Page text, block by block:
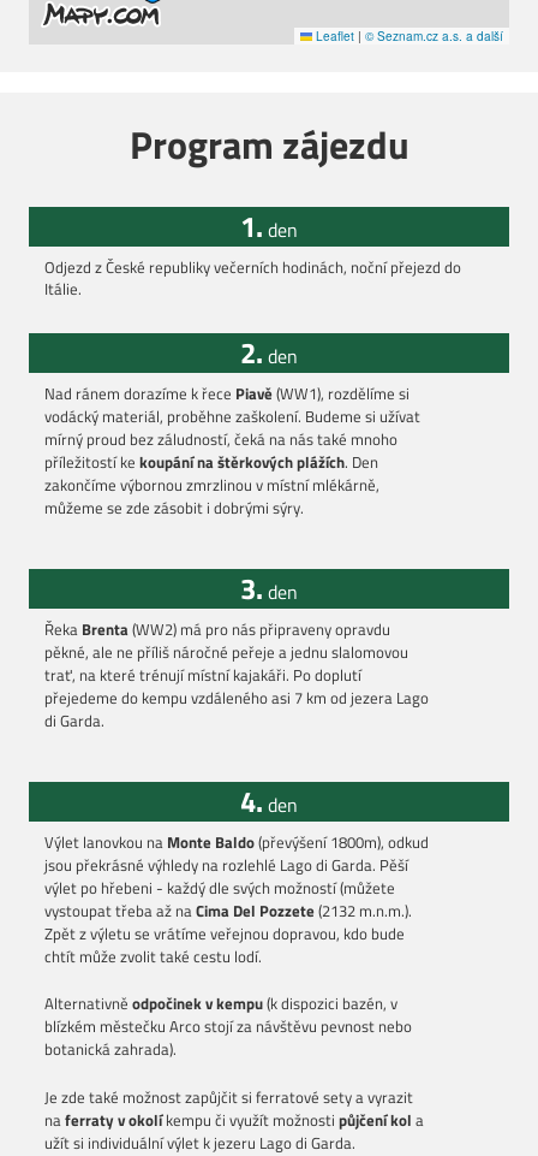
Leaflet | © Seznam.cz a.s. a další
Program zájezdu
1. den
Odjezd z České republiky večerních hodinách, noční přejezd do
Itálie.
2. den
Nad ránem dorazíme k řece Piavě(WW1), rozdělíme si
vodácký materiál, proběhne zaškolení. Budeme si užívat
mírný proud bez záludností, čeká na nás také mnoho
příležitostí ke koupání na štěrkových plážích. Den
zakončíme výbornou zmrzlinou v místní mlékárně,
můžeme se zde zásobit i dobrými sýry.
3. den
Řeka Brenta(WW2) má pro nás připraveny opravdu
pěkné, ale ne příliš náročné peřeje a jednu slalomovou
trať, na které trénují místní kajakáři. Po doplutí
přejedeme do kempu vzdáleného asi 7 km od jezera Lago
di Garda.
4. den
Výlet lanovkou na Monte Baldo(převýšení 1800m), odkud
jsou překrásné výhledy na rozlehlé Lago di Garda. Pěší
výlet po hřebeni - každý dle svých možností (můžete
vystoupat třeba až naCima Del Pozzete(2132 m.n.m.).
Zpět z výletu se vrátíme veřejnou dopravou, kdo bude
chtít může zvolit také cestu lodí.
Alternativně odpočinek v kempu(k dispozici bazén, v
blízkém městečku Arco stojí za návštěvu pevnost nebo
botanická zahrada).
Je zde také možnost zapůjčit si ferratové sety a vyrazit
naferraty v okolíkempu či využít možnosti půjčení kol a
užít si individuální výlet k jezeru Lago di Garda.